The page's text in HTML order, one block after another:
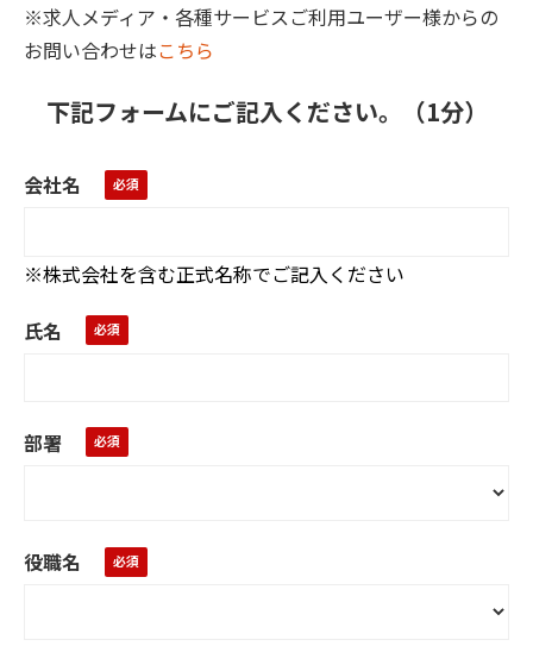
※求人メディア・各種サービスご利用ユーザー様からの
お問い合わせはこちら
下記フォームにご記入ください。（1分）
会社名
※株式会社を含む正式名称でご記入ください
氏名
部署
役職名